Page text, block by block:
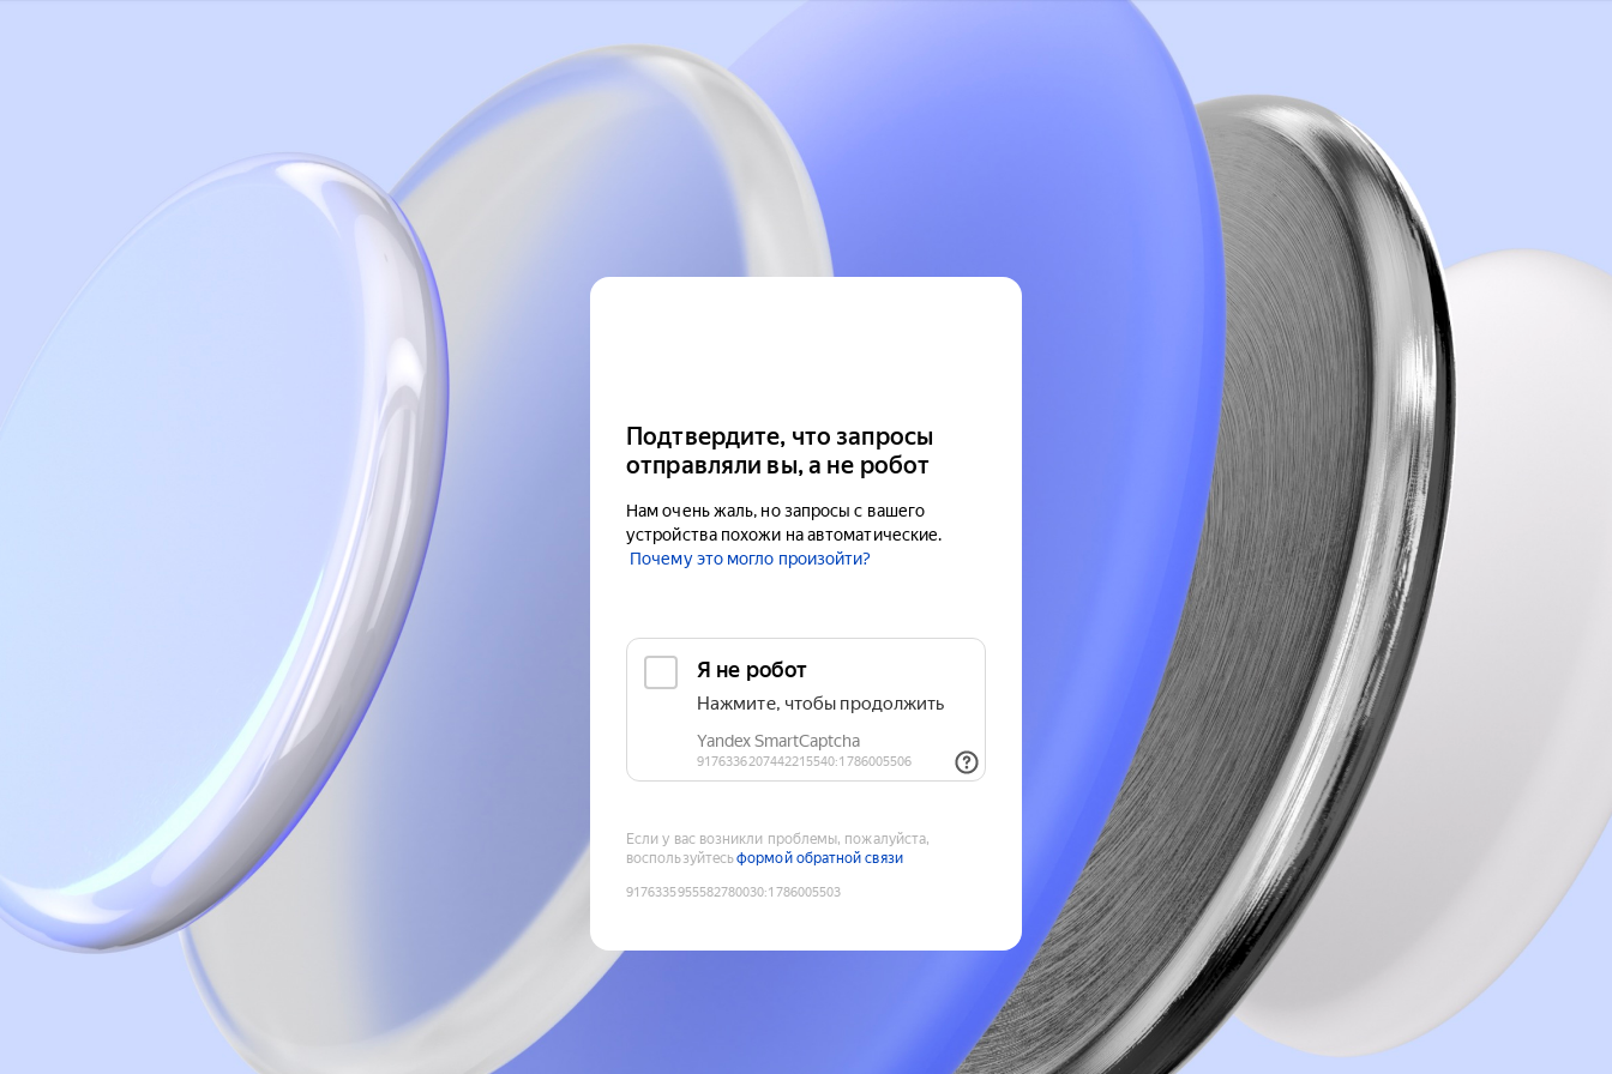
Подтвердите, что запросы
отправляли вы, а не робот
Нам очень жаль, но запросы с вашего
устройства похожи на автоматические.
Почему это могло произойти?
Если у вас возникли проблемы, пожалуйста,
воспользуйтесьформой обратной связи
9176335955582780030:1786005503